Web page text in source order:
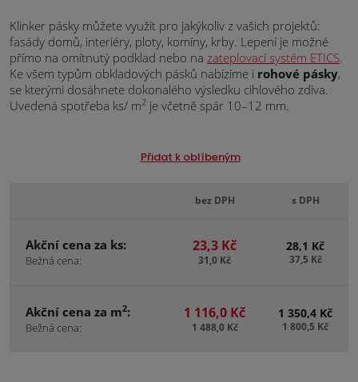
Klinker pásky můžete využít pro jakýkoliv z vašich projektů:
fasády domů, interiéry, ploty, komíny, krby. Lepení je možné
přímo na omítnutý podklad nebo na zateplovací systém ETICS.
Ke všem typům obkladových pásků nabízíme i rohové pásky,
se kterými dosáhnete dokonalého výsledku cihlového zdiva.
Uvedená spotřeba ks/ m2 je včetně spár 10–12 mm.
Přidat k oblíbeným
bez DPH s DPH
Akční cena za ks:
Bežná cena:
23,3 Kč
31,0 Kč
28,1 Kč
37,5 Kč
Akční cena za m2:
Bežná cena:
1 116,0 Kč
1 488,0 Kč
1 350,4 Kč
1 800,5 Kč